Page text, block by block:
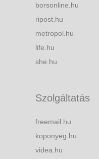
borsonline.hu
ripost.hu
metropol.hu
life.hu
she.hu
Szolgáltatás
freemail.hu
koponyeg.hu
videa.hu